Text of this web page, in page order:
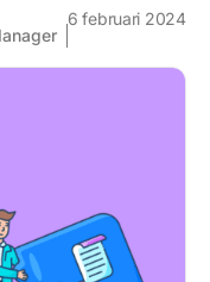
6 februari 2024